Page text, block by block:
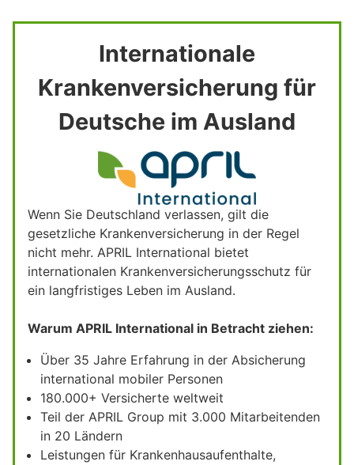
Internationale
Krankenversicherung für
Deutsche im Ausland
Wenn Sie Deutschland verlassen, gilt die
gesetzliche Krankenversicherung in der Regel
nicht mehr. APRIL International bietet
internationalen Krankenversicherungsschutz für
ein langfristiges Leben im Ausland.
Warum APRIL International in Betracht ziehen:
Über 35 Jahre Erfahrung in der Absicherung
international mobiler Personen
180.000+ Versicherte weltweit
Teil der APRIL Group mit 3.000 Mitarbeitenden
in 20 Ländern
Leistungen für Krankenhausaufenthalte,